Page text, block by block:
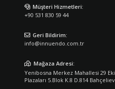
Müşteri Hizmetleri:
+90 531 830 59 44
Geri Bildirim:
info@innuendo.com.tr
Mağaza Adresi:
Yenibosna Merkez Mahallesi 29
Plazaları 5.Blok K.8 D.814